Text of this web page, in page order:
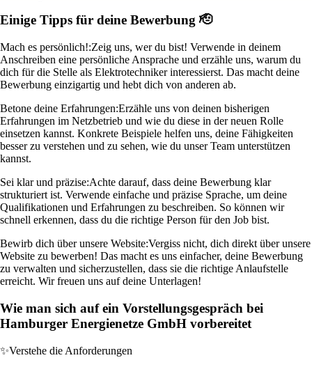
Einige Tipps für deine Bewerbung 🫡
Mach es persönlich!:Zeig uns, wer du bist! Verwende in deinem
Anschreiben eine persönliche Ansprache und erzähle uns, warum du
dich für die Stelle als Elektrotechniker interessierst. Das macht deine
Bewerbung einzigartig und hebt dich von anderen ab.
Betone deine Erfahrungen:Erzähle uns von deinen bisherigen
Erfahrungen im Netzbetrieb und wie du diese in der neuen Rolle
einsetzen kannst. Konkrete Beispiele helfen uns, deine Fähigkeiten
besser zu verstehen und zu sehen, wie du unser Team unterstützen
kannst.
Sei klar und präzise:Achte darauf, dass deine Bewerbung klar
strukturiert ist. Verwende einfache und präzise Sprache, um deine
Qualifikationen und Erfahrungen zu beschreiben. So können wir
schnell erkennen, dass du die richtige Person für den Job bist.
Bewirb dich über unsere Website:Vergiss nicht, dich direkt über unsere
Website zu bewerben! Das macht es uns einfacher, deine Bewerbung
zu verwalten und sicherzustellen, dass sie die richtige Anlaufstelle
erreicht. Wir freuen uns auf deine Unterlagen!
Wie man sich auf ein Vorstellungsgespräch bei
Hamburger Energienetze GmbH vorbereitet
✨Verstehe die Anforderungen